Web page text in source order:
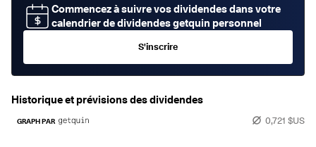
Commencez à suivre vos dividendes dans votre
calendrier de dividendes getquin personnel
S'inscrire
Historique et prévisions des dividendes
0,721 $US
GRAPH PAR